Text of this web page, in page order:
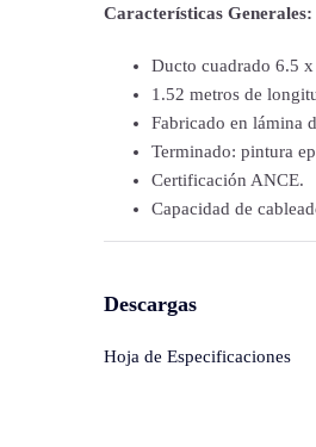
Características Generales:
Ducto cuadrado 6.5
1.52 metros de
Fabricado en lámina
Terminado: pintura
Certificación ANCE.
Capacidad de
Descargas
Hoja de Especificaciones